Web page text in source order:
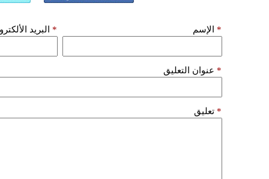
الإسم * البريد *
عنوان التعليق *
تعليق *